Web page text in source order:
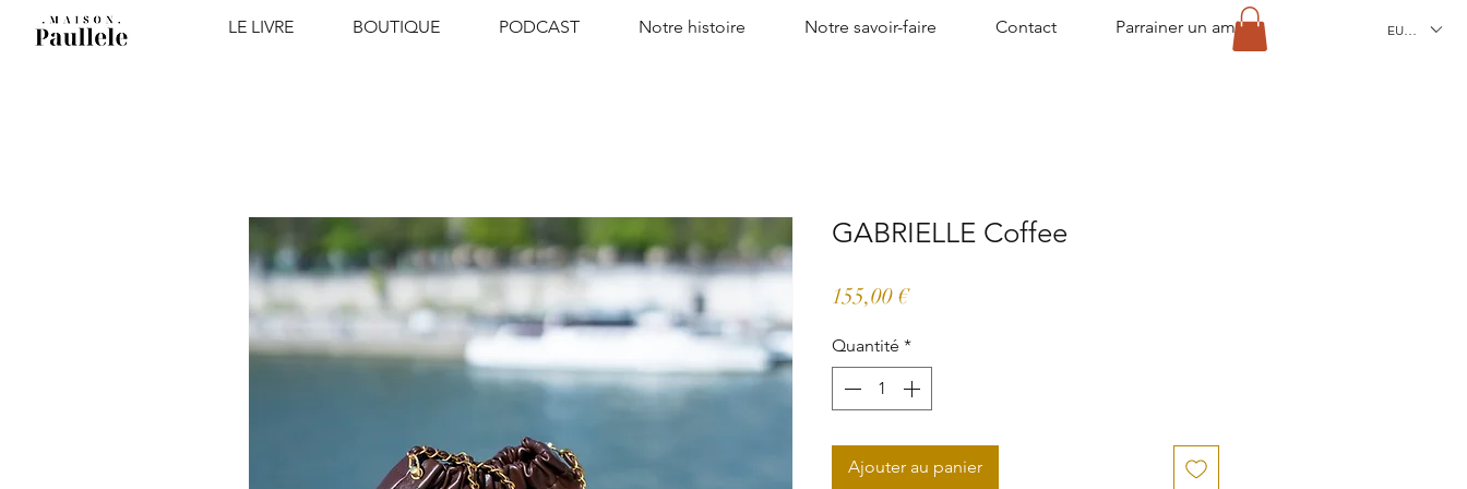
LE LIVRE BOUTIQUE PODCAST Notre histoire Notre savoir-faire Contact Parrainer un ami EUR (€)
GABRIELLE Coffee
155,00 €Prix
Quantité *
Ajouter au panier